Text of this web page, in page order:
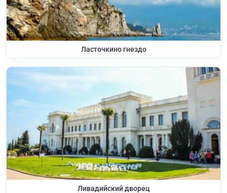
Ласточкино гнездо
Ливадийский дворец